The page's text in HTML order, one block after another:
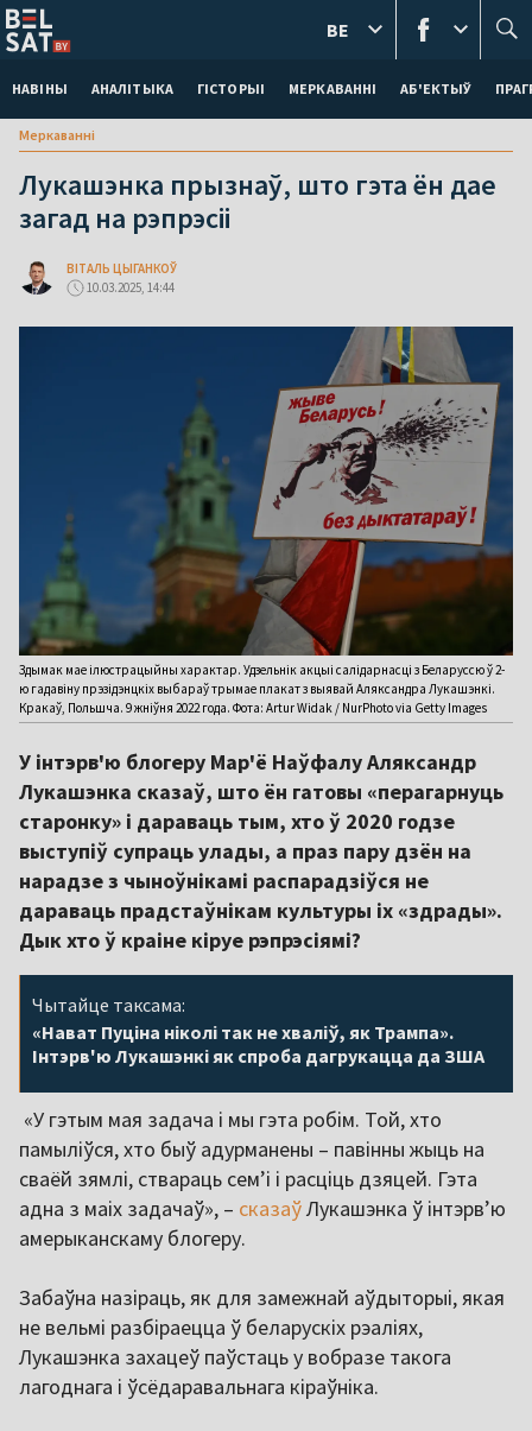
НАВІНЫ АНАЛІТЫКА ГІСТОРЫІ МЕРКАВАННI АБ'ЕКТЫЎ
BE
Меркаваннi
Лукашэнка прызнаў, што гэта ён дае
загад на рэпрэсіі
ВІТАЛЬ ЦЫГАНКОЎ
10.03.2025, 14:44
Здымак мае ілюстрацыйны характар. Удзельнік акцыі салідарнасці з Беларуссю ў 2-
ю гадавіну прэзідэнцкіх выбараў трымае плакат з выявай Аляксандра Лукашэнкі.
Кракаў, Польшча. 9 жніўня 2022 года. Фота: Artur Widak / NurPhoto via Getty Images
У інтэрв'ю блогеру Мар'ё Наўфалу Аляксандр
Лукашэнка сказаў, што ён гатовы «перагарнуць
старонку» і дараваць тым, хто ў 2020 годзе
выступіў супраць улады, а праз пару дзён на
нарадзе з чыноўнікамі распарадзіўся не
дараваць прадстаўнікам культуры іх «здрады».
Дык хто ў краіне кіруе рэпрэсіямі?
Чытайце таксама:
«Нават Пуціна ніколі так не хваліў, як Трампа».
Інтэрв'ю Лукашэнкі як спроба дагрукацца да ЗША
«У гэтым мая задача і мы гэта робім. Той, хто
памыліўся, хто быў адурманены – павінны жыць на
сваёй зямлі, ствараць сем’і і расціць дзяцей. Гэта
адна з маіх задачаў», – сказаўЛукашэнка ў інтэрв’ю
амерыканскаму блогеру.
Забаўна назіраць, як для замежнай аўдыторыі, якая
не вельмі разбіраецца ў беларускіх рэаліях,
Лукашэнка захацеў паўстаць у вобразе такога
лагоднага і ўсёдаравальнага кіраўніка.